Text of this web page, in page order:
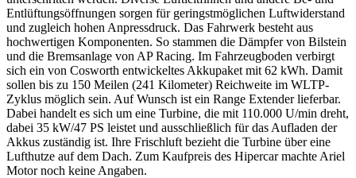
Entlüftungsöffnungen sorgen für geringstmöglichen Luftwiderstand
und zugleich hohen Anpressdruck. Das Fahrwerk besteht aus
hochwertigen Komponenten. So stammen die Dämpfer von Bilstein
und die Bremsanlage von AP Racing. Im Fahrzeugboden verbirgt
sich ein von Cosworth entwickeltes Akkupaket mit 62 kWh. Damit
sollen bis zu 150 Meilen (241 Kilometer) Reichweite im WLTP-
Zyklus möglich sein. Auf Wunsch ist ein Range Extender lieferbar.
Dabei handelt es sich um eine Turbine, die mit 110.000 U/min dreht,
dabei 35 kW/47 PS leistet und ausschließlich für das Aufladen der
Akkus zuständig ist. Ihre Frischluft bezieht die Turbine über eine
Lufthutze auf dem Dach. Zum Kaufpreis des Hipercar machte Ariel
Motor noch keine Angaben.